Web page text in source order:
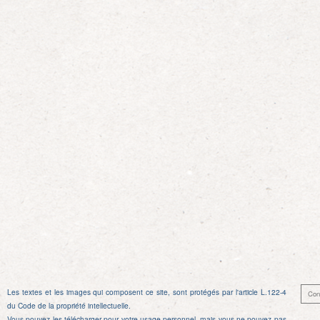
Les textes et les images qui composent ce site, sont protégés par l'article L.122-4
du Code de la propriété intellectuelle.